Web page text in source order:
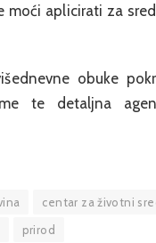
moći aplicirati za
obuke
te detaljna
centar za životni
prirod